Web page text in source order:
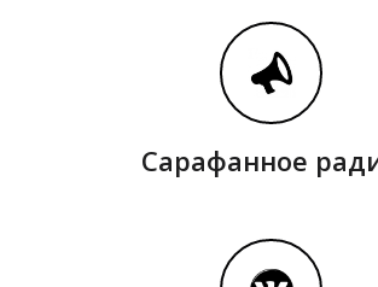
Сарафанное